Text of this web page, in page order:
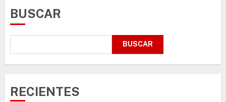
BUSCAR
BUSCAR
RECIENTES